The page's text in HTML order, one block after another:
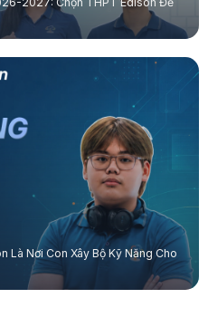
Là Nơi Con Xây Bộ Kỹ Năng Cho